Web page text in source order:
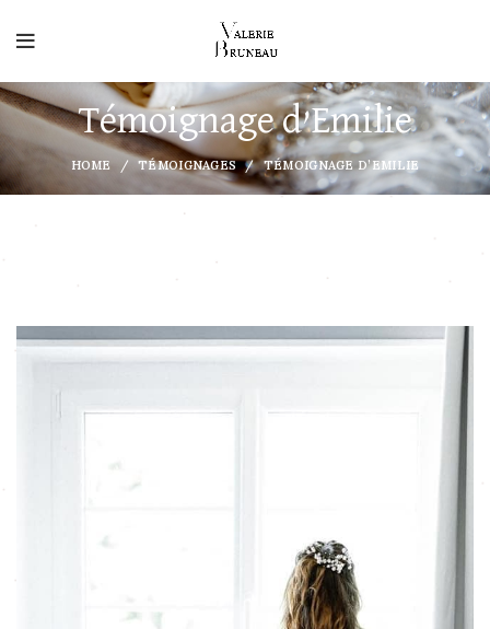
Témoignage d’Emilie
HOME TÉMOIGNAGES TÉMOIGNAGE D’EMILIE